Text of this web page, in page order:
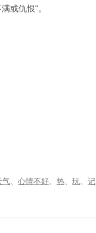
或仇恨”。
气、 心情不好、 热、 玩、 记